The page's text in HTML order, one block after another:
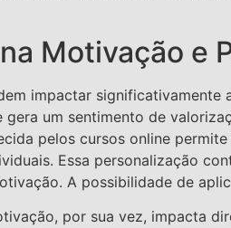
Motivação e
impactar
gera um sentimento de
pelos cursos online
Essa personalização
A possibilidade de
por sua vez, impacta